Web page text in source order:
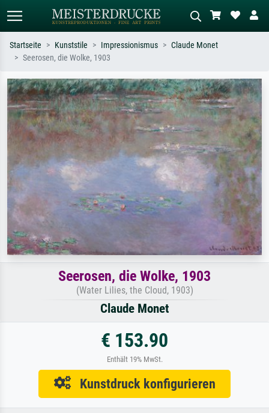
Suchen Sie nach Künstlern, Werktiteln
oder Stilen – z.B. Monet,
Sternennacht, Impressionismus, Welle
Hokusai, Akt.
Beschreiben Sie die Szene – z.B. Grüne
Wiese, Abstrakt mit viel Rot, Dunkles
Ölgemälde, Stehender Akt neben einem
Baum.
Startseite Kunststile Impressionismus
Claude Monet
Seerosen, die Wolke, 1903
Seerosen, die Wolke, 1903
(Water Lilies, the Cloud, 1903)
Claude Monet
€ 153.90
Enthält 19% MwSt.
Kunstdruck konfigurieren